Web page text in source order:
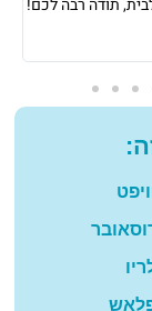
והחליפו לי מצבר עם